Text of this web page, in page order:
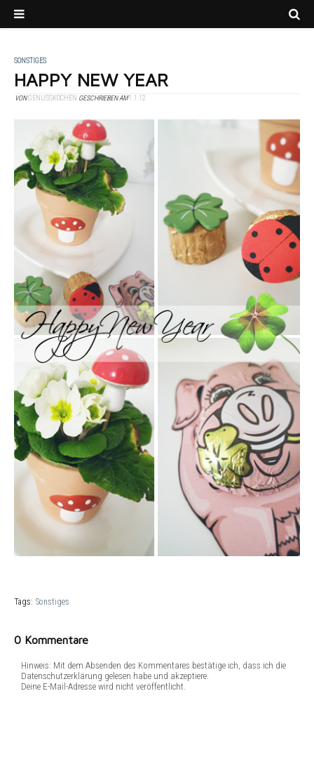
SONSTIGES
HAPPY NEW YEAR
VONGENUSSKOCHEN GESCHRIEBEN AM1.1.12
Tags: Sonstiges
0 Kommentare
Hinweis: Mit dem Absenden des Kommentares bestätige ich, dass ich die
Datenschutzerklärung gelesen habe und akzeptiere.
Deine E-Mail-Adresse wird nicht veröffentlicht.